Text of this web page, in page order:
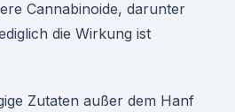
Cannabinoide, darunter
die Wirkung ist
Zutaten außer dem Hanf